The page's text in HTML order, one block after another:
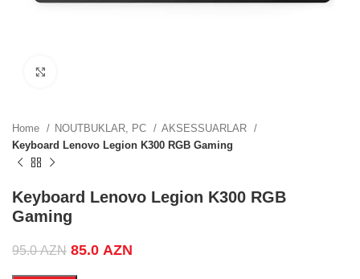
Home NOUTBUKLAR, PC
AKSESSUARLAR
Keyboard Lenovo Legion K300 RGB Gaming
Keyboard Lenovo Legion K300 RGB
Gaming
95.0AZN Original price was: 95.0 AZN.
85.0 AZN
AZN.
AZN.